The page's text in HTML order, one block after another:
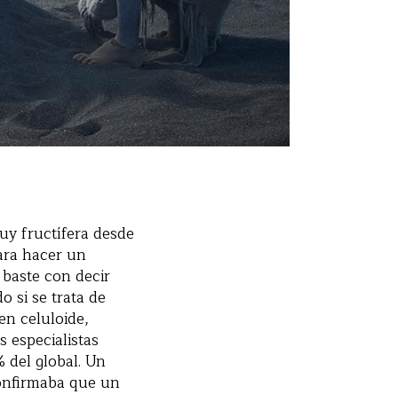
fructífera desde
hacer un
con decir
si se trata de
celuloide,
especialistas
del global. Un
que un